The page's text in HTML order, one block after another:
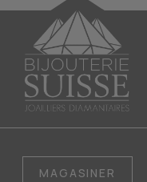
MAGASINER